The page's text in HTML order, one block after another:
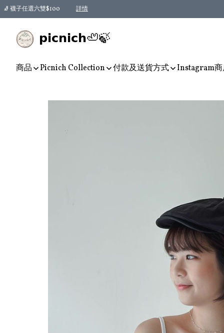
🧦 襪子任選六雙$100 詳情
𝗽𝗶𝗰𝗻𝗶𝗰𝗵🦥🍃
商品 Picnich Collection 付款及送貨方式 Instagram